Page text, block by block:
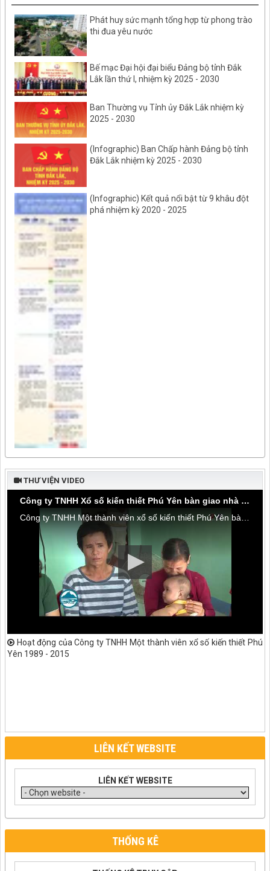
Phát huy sức mạnh tổng hợp từ phong trào
thi đua yêu nước
Bế mạc Đại hội đại biểu Đảng bộ tỉnh Đắk
Lắk lần thứ I, nhiệm kỳ 2025 - 2030
Ban Thường vụ Tỉnh ủy Đắk Lắk nhiệm kỳ
2025 - 2030
(Infographic) Ban Chấp hành Đảng bộ tỉnh
Đắk Lắk nhiệm kỳ 2025 - 2030
(Infographic) Kết quả nổi bật từ 9 khâu đột
phá nhiệm kỳ 2020 - 2025
THƯ VIỆN VIDEO
Công ty TNHH Xổ số kiến thiết Phú Yên bàn giao nhà tình thương tại thôn Hòa Đa, xã An Mỹ
Hoạt động của Công ty TNHH Một thành viên xổ số kiến thiết Phú
Yên 1989 - 2015
LIÊN KẾT WEBSITE
LIÊN KẾT WEBSITE
THỐNG KÊ